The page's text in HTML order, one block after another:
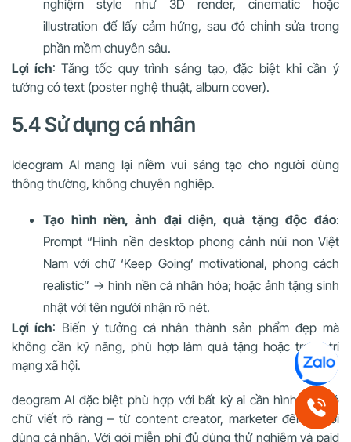
nghiệm style như 3D render, cinematic hoặc
illustration để lấy cảm hứng, sau đó chỉnh sửa trong
phần mềm chuyên sâu.
Lợi ích: Tăng tốc quy trình sáng tạo, đặc biệt khi cần ý
tưởng có text (poster nghệ thuật, album cover).
5.4 Sử dụng cá nhân
Ideogram AI mang lại niềm vui sáng tạo cho người dùng
thông thường, không chuyên nghiệp.
Tạo hình nền, ảnh đại diện, quà tặng độc đáo:
Prompt “Hình nền desktop phong cảnh núi non Việt
Nam với chữ ‘Keep Going’ motivational, phong cách
realistic” → hình nền cá nhân hóa; hoặc ảnh tặng sinh
nhật với tên người nhận rõ nét.
Lợi ích: Biến ý tưởng cá nhân thành sản phẩm đẹp mà
không cần kỹ năng, phù hợp làm quà tặng hoặc trang trí
mạng xã hội.
deogram AI đặc biệt phù hợp với bất kỳ ai cần hình ảnh có
chữ viết rõ ràng – từ content creator, marketer đến người
dùng cá nhân. Với gói miễn phí đủ dùng thử nghiệm và paid